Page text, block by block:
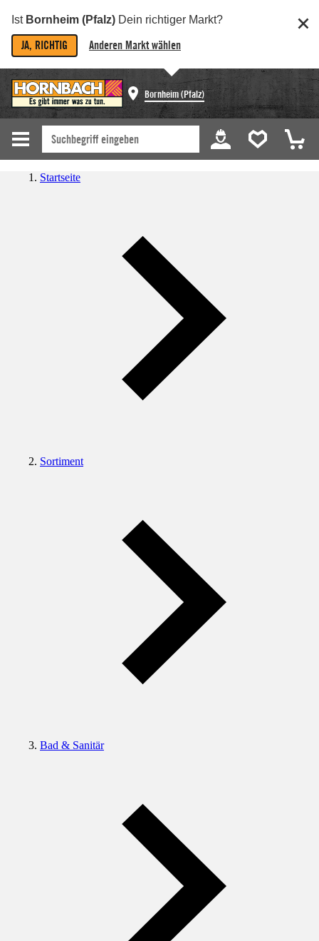
Ist Bornheim (Pfalz) Dein richtiger Markt?
JA, RICHTIG Anderen Markt wählen
Bornheim (Pfalz)
Startseite
Sortiment
Bad & Sanitär